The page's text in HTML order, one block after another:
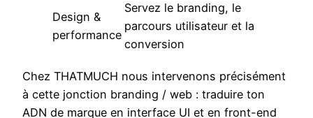
Design &
performance
Servez le branding, le
parcours utilisateur et la
conversion
Chez THATMUCH nous intervenons précisément
à cette jonction branding / web : traduire ton
ADN de marque en interface UI et en front-end